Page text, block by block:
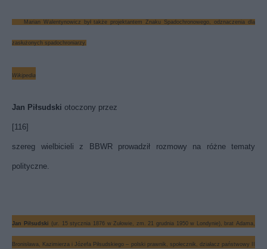
Marian Walentynowicz był także projektantem Znaku Spadochronowego, odznaczenia dla
zasłużonych spadochroniarzy.
Wikipedia
Jan Piłsudski otoczony przez
[116]
szereg wielbicieli z BBWR prowadził rozmowy na różne tematy
polityczne.
Jan Piłsudski (ur. 15 stycznia 1876 w Zułowie, zm. 21 grudnia 1950 w Londynie), brat Adama,
Bronisława, Kazimierza i Józefa Piłsudskiego – polski prawnik, społecznik, działacz państwowy II